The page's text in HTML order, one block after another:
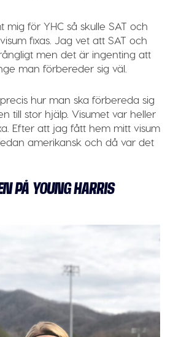
mig för YHC så skulle SAT och
fixas. Jag vet att SAT och
men det är ingenting att
man förbereder sig väl.
hur man ska förbereda sig
till stor hjälp. Visumet var heller
Efter att jag fått hem mitt visum
amerikansk och då var det
PÅ YOUNG HARRIS